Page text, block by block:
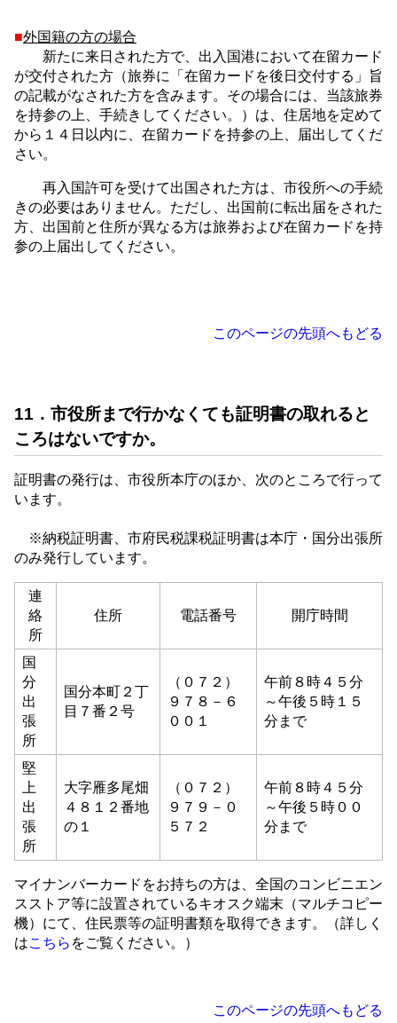
■外国籍の方の場合
新たに来日された方で、出入国港において在留カード
が交付された方（旅券に「在留カードを後日交付する」旨
の記載がなされた方を含みます。その場合には、当該旅券
を持参の上、手続きしてください。）は、住居地を定めて
から１４日以内に、在留カードを持参の上、届出してくだ
さい。
再入国許可を受けて出国された方は、市役所への手続
きの必要はありません。ただし、出国前に転出届をされた
方、出国前と住所が異なる方は旅券および在留カードを持
参の上届出してください。
このページの先頭へもどる
11．市役所まで行かなくても証明書の取れると
ころはないですか。
証明書の発行は、市役所本庁のほか、次のところで行って
います。
※納税証明書、市府民税課税証明書は本庁・国分出張所
のみ発行しています。
連
絡
所
住所 電話番号 開庁時間
国
分
出
張
所
国分本町２丁
目７番２号
（０７２）
９７８－６
００１
午前８時４５分
～午後５時１５
分まで
堅
上
出
張
所
大字雁多尾畑
４８１２番地
の１
（０７２）
９７９－０
５７２
午前８時４５分
～午後５時００
分まで
マイナンバーカードをお持ちの方は、全国のコンビニエン
スストア等に設置されているキオスク端末（マルチコピー
機）にて、住民票等の証明書類を取得できます。（詳しく
はこちら をご覧ください。）
このページの先頭へもどる